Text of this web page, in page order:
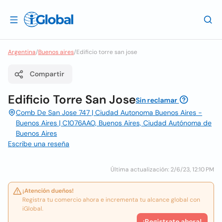
Argentina/Buenos aires/Edificio torre san jose
Compartir
Edificio Torre San JoseSin reclamar
Comb De San Jose 747 | Ciudad Autonoma Buenos Aires -
Buenos Aires | C1076AAO, Buenos Aires, Ciudad Autónoma de
Buenos Aires
Escribe una reseña
Última actualización: 2/6/23, 12:10 PM
¡Atención dueños!
Registra tu comercio ahora e incrementa tu alcance global con
iGlobal.